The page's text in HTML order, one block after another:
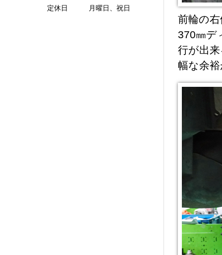
前輪の
370㎜デ
行が出
幅な余
定休日 月曜日、祝日